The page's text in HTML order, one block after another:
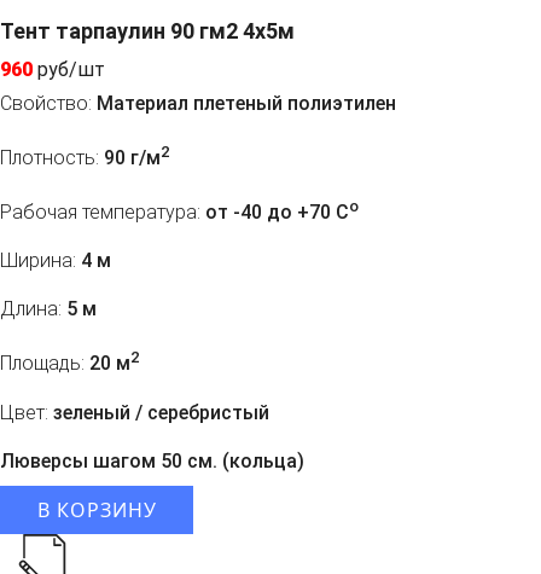
Тент тарпаулин 90 гм2 4х5м
960 руб/шт
Свойство: Материал плетеный полиэтилен
Плотность: 90 г/м2
Рабочая температура: от -40 до +70 Co
Ширина: 4 м
Длина: 5 м
Площадь: 20 м2
Цвет: зеленый / серебристый
Люверсы шагом 50 см. (кольца)
В КОРЗИНУ